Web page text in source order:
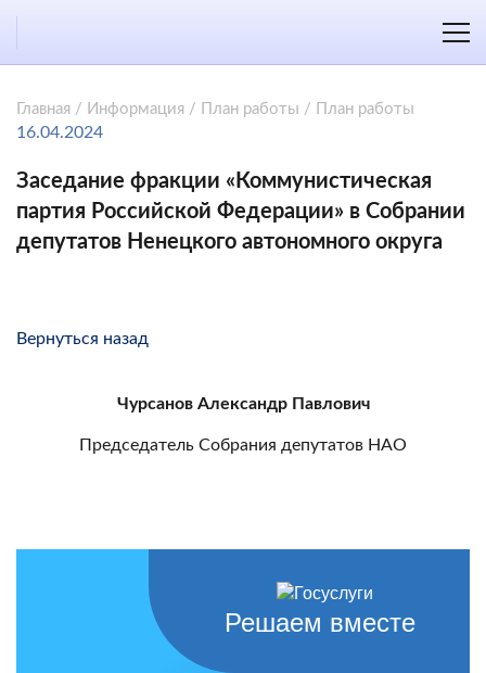
Главная / Информация / План работы / План работы
16.04.2024
Заседание фракции «Коммунистическая
партия Российской Федерации» в Собрании
депутатов Ненецкого автономного округа
Вернуться назад
Чурсанов Александр Павлович
Председатель Собрания депутатов НАО
Решаем вместе